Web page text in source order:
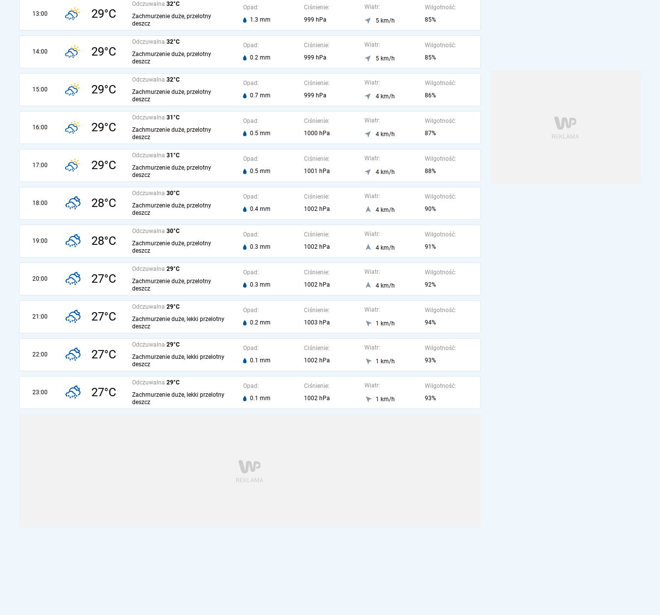
13:00 29°C
Odczuwalna 32°C
Zachmurzenie duże, przelotny
deszcz
Opad:
1.3 mm
Ciśnienie:
999 hPa
Wiatr:
5 km/h
Wilgotność:
85%
14:00 29°C
Odczuwalna 32°C
Zachmurzenie duże, przelotny
deszcz
Opad:
0.2 mm
Ciśnienie:
999 hPa
Wiatr:
5 km/h
Wilgotność:
85%
15:00 29°C
Odczuwalna 32°C
Zachmurzenie duże, przelotny
deszcz
Opad:
0.7 mm
Ciśnienie:
999 hPa
Wiatr:
4 km/h
Wilgotność:
86%
16:00 29°C
Odczuwalna 31°C
Zachmurzenie duże, przelotny
deszcz
Opad:
0.5 mm
Ciśnienie:
1000 hPa
Wiatr:
4 km/h
Wilgotność:
87%
17:00 29°C
Odczuwalna 31°C
Zachmurzenie duże, przelotny
deszcz
Opad:
0.5 mm
Ciśnienie:
1001 hPa
Wiatr:
4 km/h
Wilgotność:
88%
18:00 28°C
Odczuwalna 30°C
Zachmurzenie duże, przelotny
deszcz
Opad:
0.4 mm
Ciśnienie:
1002 hPa
Wiatr:
4 km/h
Wilgotność:
90%
19:00 28°C
Odczuwalna 30°C
Zachmurzenie duże, przelotny
deszcz
Opad:
0.3 mm
Ciśnienie:
1002 hPa
Wiatr:
4 km/h
Wilgotność:
91%
20:00 27°C
Odczuwalna 29°C
Zachmurzenie duże, przelotny
deszcz
Opad:
0.3 mm
Ciśnienie:
1002 hPa
Wiatr:
4 km/h
Wilgotność:
92%
21:00 27°C
Odczuwalna 29°C
Zachmurzenie duże, lekki przelotny
deszcz
Opad:
0.2 mm
Ciśnienie:
1003 hPa
Wiatr:
1 km/h
Wilgotność:
94%
22:00 27°C
Odczuwalna 29°C
Zachmurzenie duże, lekki przelotny
deszcz
Opad:
0.1 mm
Ciśnienie:
1002 hPa
Wiatr:
1 km/h
Wilgotność:
93%
23:00 27°C
Odczuwalna 29°C
Zachmurzenie duże, lekki przelotny
deszcz
Opad:
0.1 mm
Ciśnienie:
1002 hPa
Wiatr:
1 km/h
Wilgotność:
93%